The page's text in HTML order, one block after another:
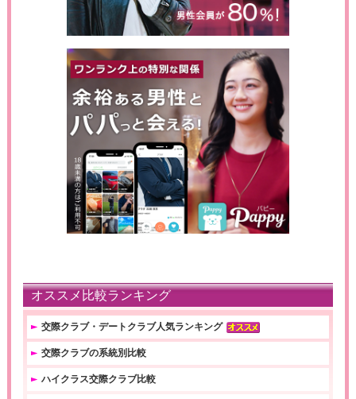
オススメ比較ランキング
交際クラブ・デートクラブ人気ランキング
交際クラブの系統別比較
ハイクラス交際クラブ比較